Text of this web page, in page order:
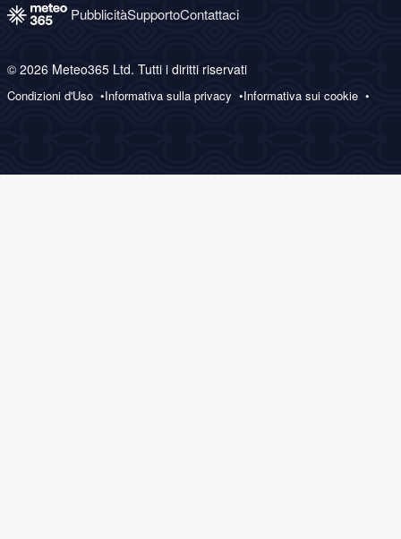
PubblicitàSupportoContattaci
© 2026 Meteo365 Ltd. Tutti i diritti riservati
Condizioni d'Uso Informativa sulla privacy Informativa sui cookie